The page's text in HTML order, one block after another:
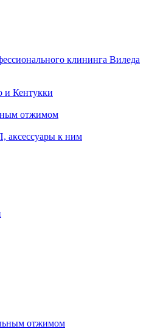
клининга Виледа
и Кентукки
отжимом
аксессуары к ним
отжимом